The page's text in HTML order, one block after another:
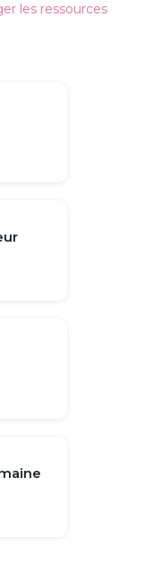
les ressources